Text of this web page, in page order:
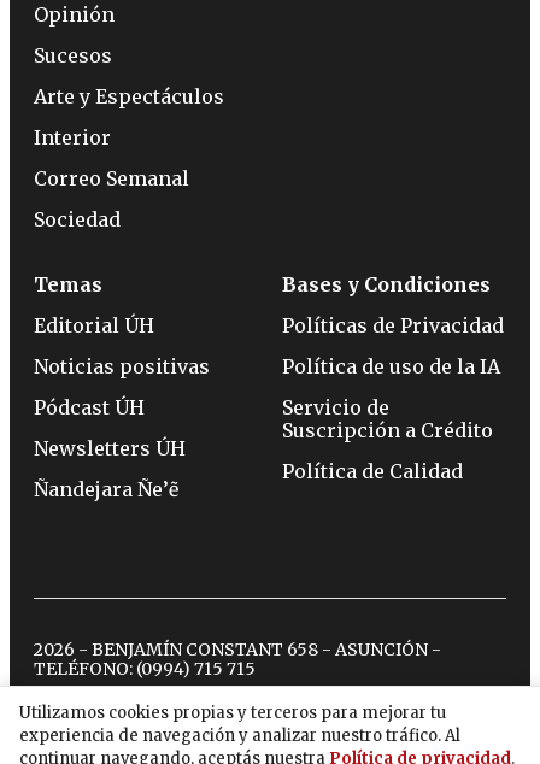
Utilizamos cookies propias y terceros para mejorar tu
experiencia de navegación y analizar nuestro tráfico. Al
continuar navegando, aceptás nuestra Política de privacidad.
Opinión
Sucesos
Arte y Espectáculos
Interior
Correo Semanal
Sociedad
Temas
Editorial ÚH
Noticias positivas
Pódcast ÚH
Newsletters ÚH
Ñandejara Ñe’ẽ
Bases y Condiciones
Políticas de Privacidad
Política de uso de la IA
Servicio de
Suscripción a Crédito
Política de Calidad
2026 - BENJAMÍN CONSTANT 658 - ASUNCIÓN -
TELÉFONO: (0994) 715 715
twitterinstagram
facebook
tiktokyoutubespotify